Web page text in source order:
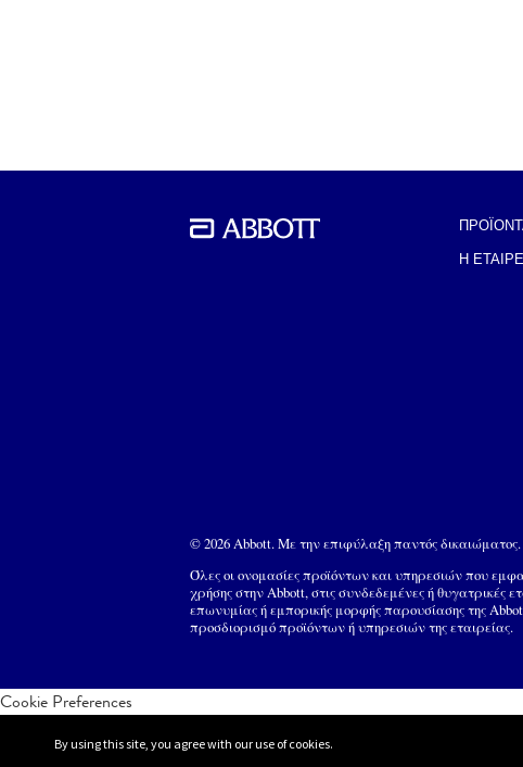
Η
© 2026 Abbott. Με την επιφύλαξη παντός
Όλες οι ονομασίες προϊόντων και υπηρεσιών που
χρήσης στην Abbott, στις συνδεδεμένες ή θυγατρικές
επωνυμίας ή εμπορικής μορφής παρουσίασης της
προσδιορισμό προϊόντων ή υπηρεσιών της εταιρείας.
Cookie Preferences
By using this site, you agree with our use of cookies.